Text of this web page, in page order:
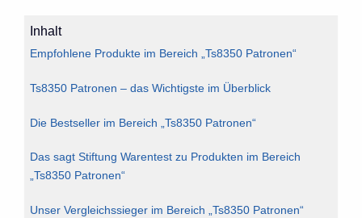
Inhalt
Empfohlene Produkte im Bereich „Ts8350 Patronen“
Ts8350 Patronen – das Wichtigste im Überblick
Die Bestseller im Bereich „Ts8350 Patronen“
Das sagt Stiftung Warentest zu Produkten im Bereich
„Ts8350 Patronen“
Unser Vergleichssieger im Bereich „Ts8350 Patronen“